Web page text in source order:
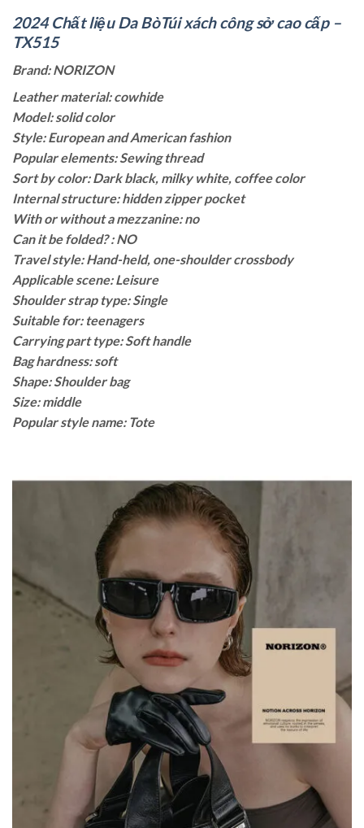
2024 Chất liệu Da BòTúi xách công sở cao cấp –
TX515
Brand: NORIZON
Leather material: cowhide
Model: solid color
Style: European and American fashion
Popular elements: Sewing thread
Sort by color: Dark black, milky white, coffee color
Internal structure: hidden zipper pocket
With or without a mezzanine: no
Can it be folded? : NO
Travel style: Hand-held, one-shoulder crossbody
Applicable scene: Leisure
Shoulder strap type: Single
Suitable for: teenagers
Carrying part type: Soft handle
Bag hardness: soft
Shape: Shoulder bag
Size: middle
Popular style name: Tote